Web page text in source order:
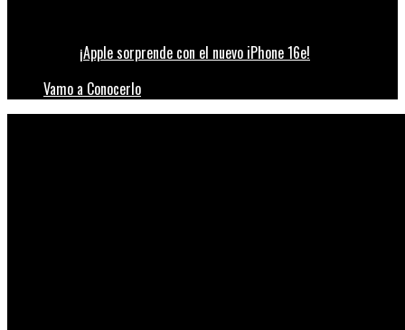
¡Apple sorprende con el nuevo iPhone 16e!
Vamo a Conocerlo